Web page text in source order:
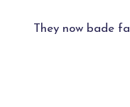
They now bade